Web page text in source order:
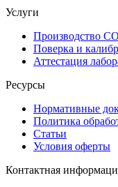
Услуги
Производство
Поверка и
Аттестация
Ресурсы
Нормативные
Политика
Статьи
Условия оферты
Контактная